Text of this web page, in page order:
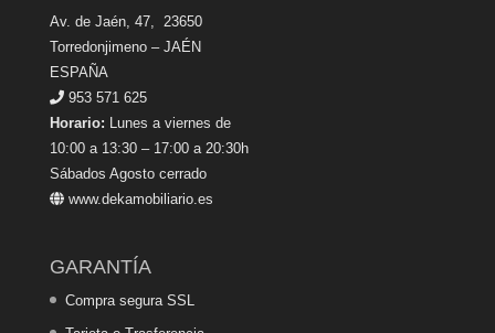
Av. de Jaén, 47, 23650
Torredonjimeno – JAÉN
ESPAÑA
953 571 625
Horario: Lunes a viernes de
10:00 a 13:30 – 17:00 a 20:30h
Sábados Agosto cerrado
www.dekamobiliario.es
GARANTÍA
Compra segura SSL